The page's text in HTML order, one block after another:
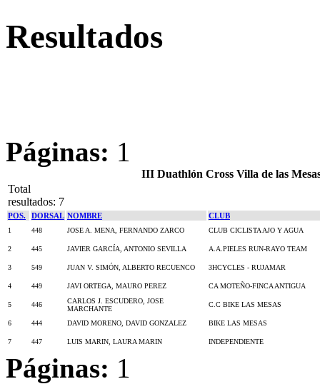
Resultados
Páginas: 1
III Duathlón Cross Villa de las
Total
resultados: 7
POS. DORSAL NOMBRE CLUB
1 448 JOSE A. MENA, FERNANDO ZARCO CLUB CICLISTA AJO Y AGUA
2 445 JAVIER GARCÍA, ANTONIO SEVILLA A.A.PIELES RUN-RAYO TEAM
3 549 JUAN V. SIMÓN, ALBERTO RECUENCO 3HCYCLES - RUJAMAR
4 449 JAVI ORTEGA, MAURO PEREZ CA MOTEÑO-FINCA ANTIGUA
5 446
CARLOS J. ESCUDERO, JOSE
MARCHANTE
C.C BIKE LAS MESAS
6 444 DAVID MORENO, DAVID GONZALEZ BIKE LAS MESAS
7 447 LUIS MARIN, LAURA MARIN INDEPENDIENTE
Páginas: 1